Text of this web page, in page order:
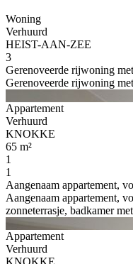
Woning
Verhuurd
HEIST-AAN-ZEE
3
Gerenoveerde rijwoning
Gerenoveerde rijwoning
Appartement
Verhuurd
KNOKKE
65 m²
1
1
Aangenaam appartement,
Aangenaam appartement,
zonneterrasje, badkamer
Appartement
Verhuurd
KNOKKE